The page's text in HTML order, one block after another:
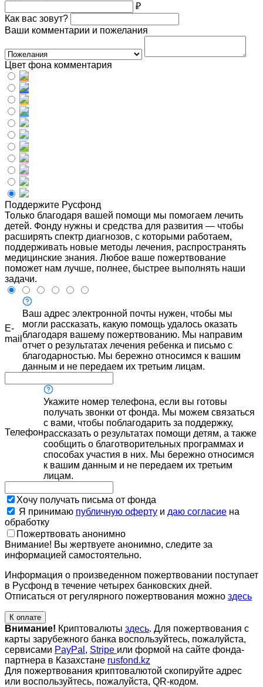
₽
Как вас зовут?
Ваши комментарии и пожелания
Цвет фона комментария
Поддержите Русфонд
Только благодаря вашей помощи мы помогаем лечить
детей. Фонду нужны и средства для развития — чтобы
расширять спектр диагнозов, с которыми работаем,
поддерживать новые методы лечения, распространять
медицинские знания. Любое ваше пожертвование
поможет нам лучше, полнее, быстрее выполнять наши
задачи.
E-
mail
Ваш адрес электронной почты нужен, чтобы мы
могли рассказать, какую помощь удалось оказать
благодаря вашему пожертвованию. Мы направим
отчет о результатах лечения ребенка и письмо с
благодарностью. Мы бережно относимся к вашим
данным и не передаем их третьим лицам.
Телефон
Укажите номер телефона, если вы готовы
получать звонки от фонда. Мы можем связаться
с вами, чтобы поблагодарить за поддержку,
рассказать о результатах помощи детям, а также
сообщить о благотворительных программах и
способах участия в них. Мы бережно относимся
к вашим данным и не передаем их третьим
лицам.
Хочу получать письма от фонда
Я принимаю публичную оферту и даю согласие на
обработку
Пожертвовать анонимно
Внимание! Вы жертвуете анонимно, следите за
информацией самостоятельно.
Информация о произведенном пожертвовании поступает
в Русфонд в течение четырех банковских дней.
Отписаться от регулярного пожертвования можно здесь
К оплате
Внимание! Криптовалюты здесь. Для пожертвования с
карты зарубежного банка воспользуйтесь, пожалуйста,
сервисами PayPal , Stripe или формой на сайте фонда-
партнера в Казахстане rusfond.kz
Для пожертвования криптовалютой скопируйте адрес
или воспользуйтесь, пожалуйста, QR-кодом.